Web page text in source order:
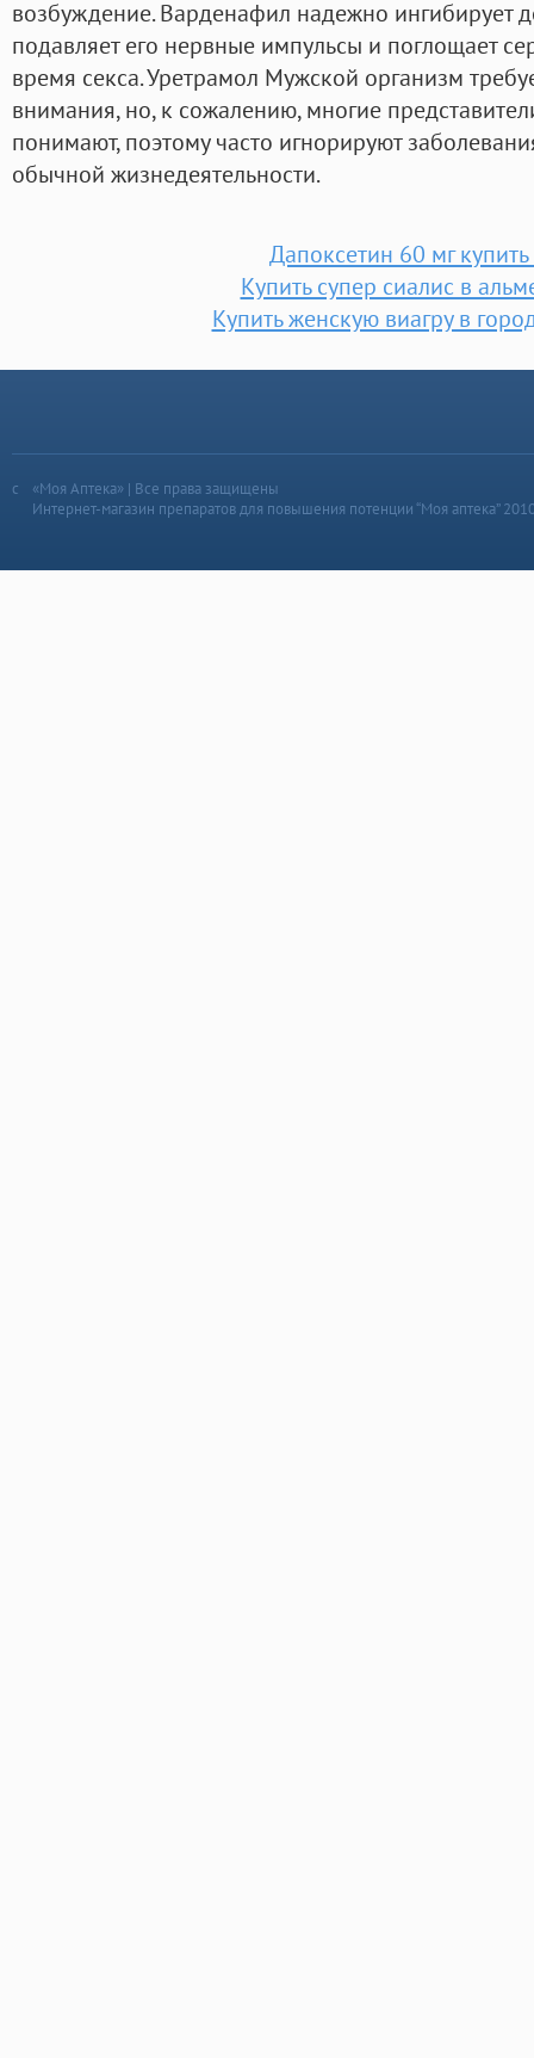
возбуждение. Варденафил надежно ингибирует
подавляет его нервные импульсы и поглощает
время секса. Уретрамол Мужской организм
внимания, но, к сожалению, многие
понимают, поэтому часто игнорируют
обычной жизнедеятельности.
Дапоксетин 60 мг
Купить супер сиалис в
Купить женскую виагру в
«Моя Аптека» | Все права защищены
Интернет-магазин препаратов для повышения потенции “Моя аптека”